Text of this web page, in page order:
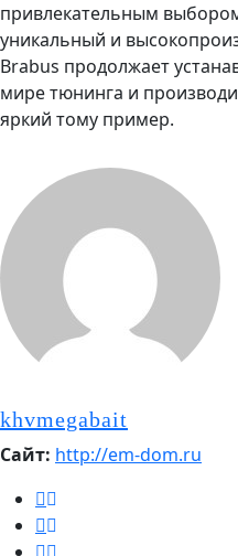
привлекательным
уникальный и
Brabus продолжает
мире тюнинга и
яркий тому пример.
khvmegabait
Сайт: http://em-dom.ru